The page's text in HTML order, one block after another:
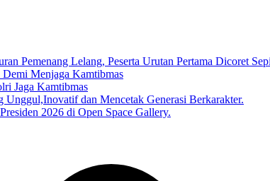
Lelang, Peserta Urutan Pertama Dicoret
Menjaga Kamtibmas
Jaga Kamtibmas
dan Mencetak Generasi Berkarakter.
2026 di Open Space Gallery.